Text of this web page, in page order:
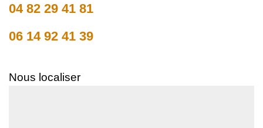
04 82 29 41 81
06 14 92 41 39
Nous localiser